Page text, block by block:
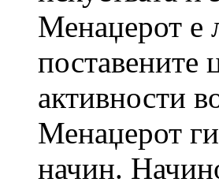
Менаџерот е
поставените
активности
Менаџерот ги
начин.